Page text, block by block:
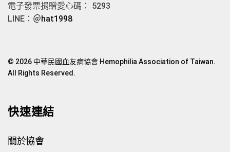
電子發票捐贈愛心碼： 5293
LINE： ＠hat1998
© 2026 中華民國血友病協會 Hemophilia Association of Taiwan.
All Rights Reserved.
快速連結
關於協會